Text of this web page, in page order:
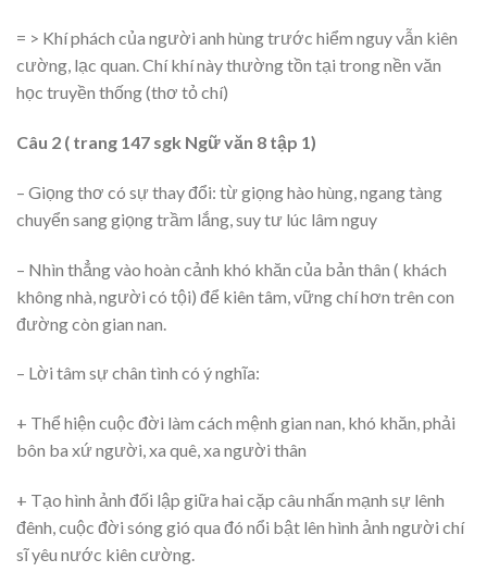
= > Khí phách của người anh hùng trước hiểm nguy vẫn kiên
cường, lạc quan. Chí khí này thường tồn tại trong nền văn
học truyền thống (thơ tỏ chí)
Câu 2 ( trang 147 sgk Ngữ văn 8 tập 1)
– Giọng thơ có sự thay đổi: từ giọng hào hùng, ngang tàng
chuyển sang giọng trầm lắng, suy tư lúc lâm nguy
– Nhìn thẳng vào hoàn cảnh khó khăn của bản thân ( khách
không nhà, người có tội) để kiên tâm, vững chí hơn trên con
đường còn gian nan.
– Lời tâm sự chân tình có ý nghĩa:
+ Thể hiện cuộc đời làm cách mệnh gian nan, khó khăn, phải
bôn ba xứ người, xa quê, xa người thân
+ Tạo hình ảnh đối lập giữa hai cặp câu nhấn mạnh sự lênh
đênh, cuộc đời sóng gió qua đó nổi bật lên hình ảnh người chí
sĩ yêu nước kiên cường.